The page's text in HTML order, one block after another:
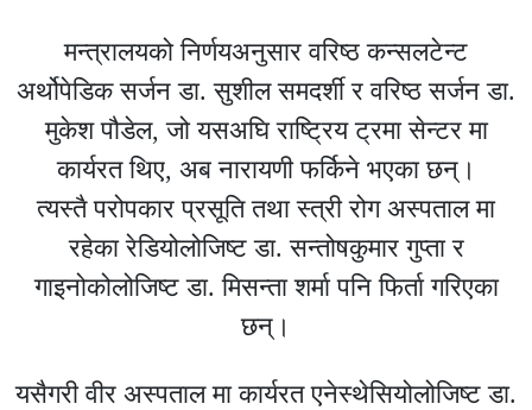
मन्त्रालयको निर्णयअनुसार वरिष्ठ कन्सलटेन्ट
अर्थोपेडिक सर्जन डा. सुशील समदर्शी र वरिष्ठ सर्जन डा.
मुकेश पौडेल, जो यसअघिराष्ट्रिय ट्रमा सेन्टरमा
कार्यरत थिए, अब नारायणी फर्किने भएका छन्।
त्यस्तैपरोपकार प्रसूति तथा स्त्री रोग अस्पतालमा
रहेका रेडियोलोजिष्ट डा. सन्तोषकुमार गुप्ता र
गाइनोकोलोजिष्ट डा. मिसन्ता शर्मा पनि फिर्ता गरिएका
छन्।
यसैगरीवीर अस्पतालमा कार्यरत एनेस्थेसियोलोजिष्ट डा.